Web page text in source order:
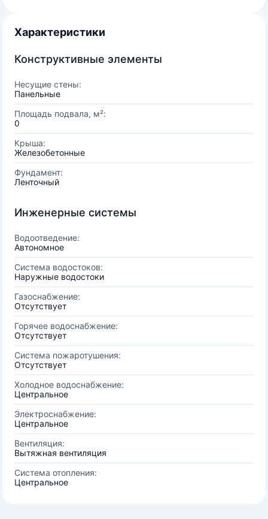
Характеристики
Конструктивные элементы
Несущие стены:
Панельные
Площадь подвала, м²:
0
Крыша:
Железобетонные
Фундамент:
Ленточный
Инженерные системы
Водоотведение:
Автономное
Система водостоков:
Наружные водостоки
Газоснабжение:
Отсутствует
Горячее водоснабжение:
Отсутствует
Система пожаротушения:
Отсутствует
Холодное водоснабжение:
Центральное
Электроснабжение:
Центральное
Вентиляция:
Вытяжная вентиляция
Система отопления:
Центральное